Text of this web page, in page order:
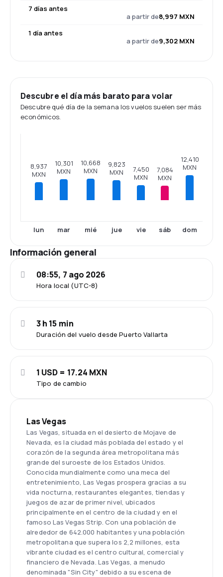
7 días antes
a partir de8,997 MXN
1 día antes
a partir de9,302 MXN
Descubre el día más barato para volar
Descubre qué día de la semana los vuelos suelen ser más
económicos.
8,937
MXN
lun
10,301
MXN
mar
10,668
MXN
mié
9,823
MXN
jue
7,450
MXN
vie
7,084
MXN
sáb
12,410
MXN
dom
Información general
Hora local (UTC-8)
08:55, 7 ago 2026
Duración del vuelo desde Puerto Vallarta
3 h 15 min
Tipo de cambio
1 USD = 17.24 MXN
Las Vegas
Las Vegas, situada en el desierto de Mojave de
Nevada, es la ciudad más poblada del estado y el
corazón de la segunda área metropolitana más
grande del suroeste de los Estados Unidos.
Conocida mundialmente como una meca del
entretenimiento, Las Vegas prospera gracias a su
vida nocturna, restaurantes elegantes, tiendas y
juegos de azar de primer nivel, ubicados
principalmente en el centro de la ciudad y en el
famoso Las Vegas Strip. Con una población de
alrededor de 642.000 habitantes y una población
metropolitana que supera los 2,2 millones, esta
vibrante ciudad es el centro cultural, comercial y
financiero de Nevada. Las Vegas, a menudo
denominada "Sin City" debido a su escena de